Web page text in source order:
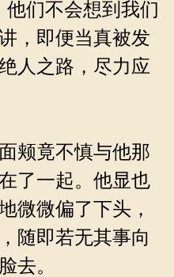
他们不会想到我们
，即便当真被发
人之路，尽力应
颊竟不慎与他那
了一起。他显也
微微偏了下头，
随即若无其事向
去。